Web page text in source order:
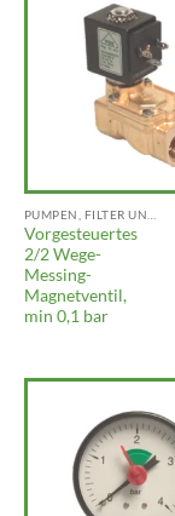
Vorgesteuertes
2/2 Wege-
Messing-
Magnetventil,
min 0,1 bar